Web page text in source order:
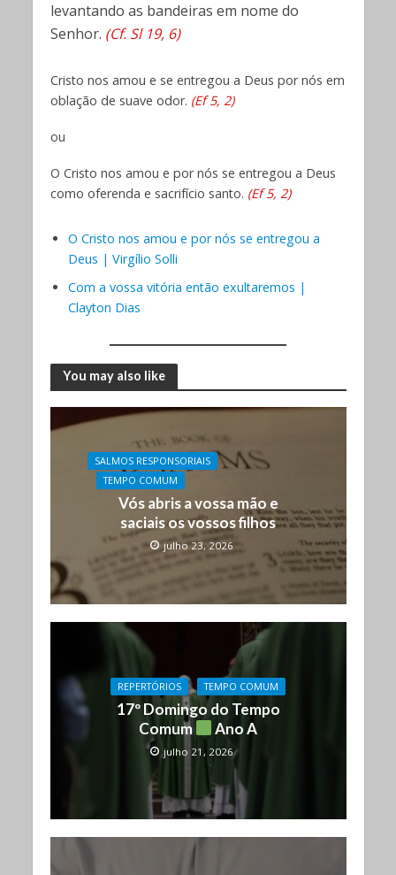
levantando as bandeiras em nome do
Senhor. (Cf. Sl 19, 6)
Cristo nos amou e se entregou a Deus por nós em
oblação de suave odor. (Ef 5, 2)
ou
O Cristo nos amou e por nós se entregou a Deus
como oferenda e sacrifício santo. (Ef 5, 2)
O Cristo nos amou e por nós se entregou a
Deus | Virgílio Solli
Com a vossa vitória então exultaremos |
Clayton Dias
You may also like
SALMOS RESPONSORIAIS
TEMPO COMUM
Vós abris a vossa mão e
saciais os vossos filhos
julho 23, 2026
REPERTÓRIOS TEMPO COMUM
17º Domingo do Tempo
Comum
Ano A
julho 21, 2026